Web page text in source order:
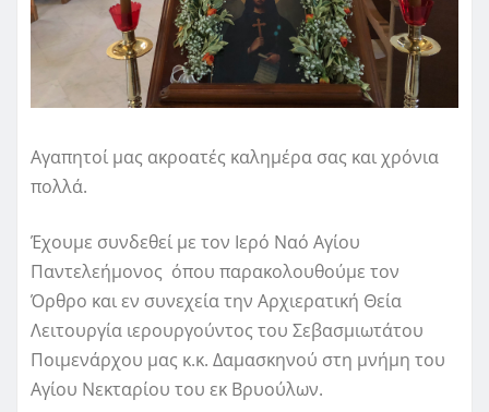
Αγαπητοί μας ακροατές καλημέρα σας και χρόνια
πολλά.
Έχουμε συνδεθεί με τον Ιερό Ναό Αγίου
Παντελεήμονος όπου παρακολουθούμε τον
Όρθρο και εν συνεχεία την Αρχιερατική Θεία
Λειτουργία ιερουργούντος του Σεβασμιωτάτου
Ποιμενάρχου μας κ.κ. Δαμασκηνού στη μνήμη του
Αγίου Νεκταρίου του εκ Βρυούλων.